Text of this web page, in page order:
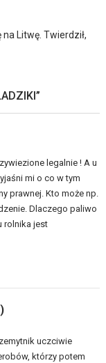
Litwę. Twierdził,
”
legalnie ! A u
mi o co w tym
prawnej. Kto może np.
Dlaczego paliwo
rolnika jest
uczciwie
którzy potem